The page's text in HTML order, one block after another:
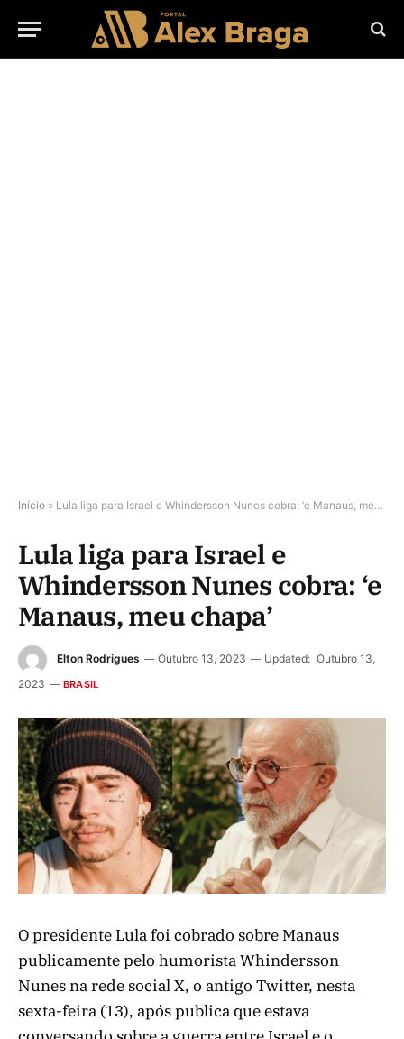
Início » Lula liga para Israel e Whindersson Nunes cobra: ‘e Manaus, meu chapa’
Lula liga para Israel e
Whindersson Nunes cobra: ‘e
Manaus, meu chapa’
Elton Rodrigues Outubro 13, 2023 Updated: Outubro 13,
2023
BRASIL
O presidente Lula foi cobrado sobre Manaus
publicamente pelo humorista Whindersson
Nunes na rede social X, o antigo Twitter, nesta
sexta-feira (13), após publica que estava